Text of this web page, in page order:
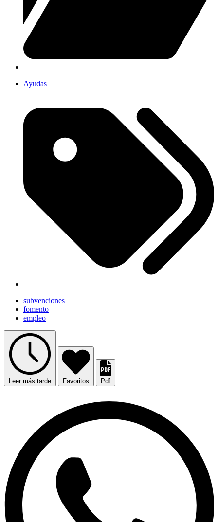
Ayudas
subvenciones
fomento
empleo
Leer más tarde Favoritos Pdf